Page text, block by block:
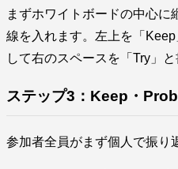
まずホワイトボードの中心
線を入れます。左上を「
して右のスペースを「Try」と
ステップ3：Keep・
参加者全員がまず個人で振り